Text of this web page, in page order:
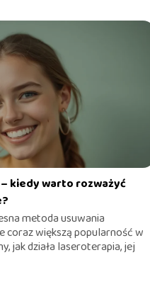
kiedy warto rozważyć
metoda usuwania
coraz większą popularność w
jak działa laseroterapia, jej